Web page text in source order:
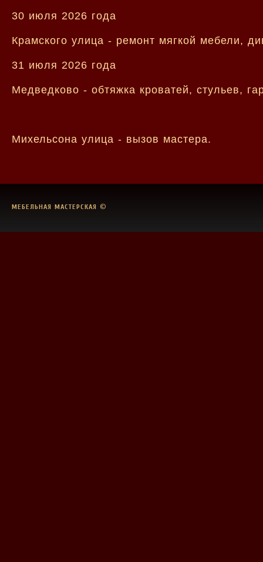
30 июля 2026 года
Крамского улица - ремонт мягкой мебели,
31 июля 2026 года
Медведково - обтяжка кроватей, стульев,
Михельсона улица - вызов мастера.
МЕБЕЛЬНАЯ МАСТЕРСКАЯ ©